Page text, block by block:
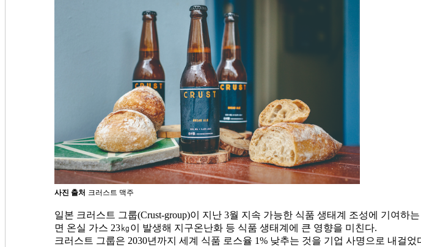
사진 출처 크러스트 맥주
일본 크러스트 그룹(Crust-group)이 지난 3월 지속 가능한 식품 생태계 조성에 기여하
면 온실 가스 23㎏이 발생해 지구온난화 등 식품 생태계에 큰 영향을 미친다.
크러스트 그룹은 2030년까지 세계 식품 로스율 1% 낮추는 것을 기업 사명으로 내걸었